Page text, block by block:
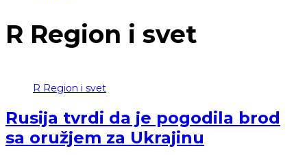
R Region i svet
R Region i svet
Rusija tvrdi da je pogodila brod
sa oružjem za Ukrajinu